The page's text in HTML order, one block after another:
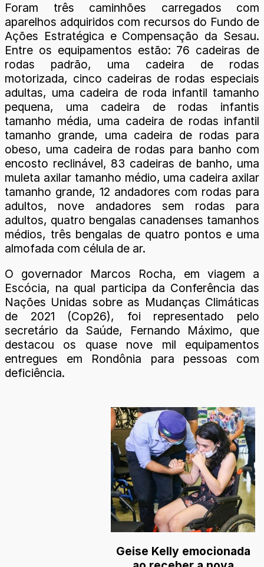
Foram três caminhões carregados com
aparelhos adquiridos com recursos do Fundo de
Ações Estratégica e Compensação da Sesau.
Entre os equipamentos estão: 76 cadeiras de
rodas padrão, uma cadeira de rodas
motorizada, cinco cadeiras de rodas especiais
adultas, uma cadeira de roda infantil tamanho
pequena, uma cadeira de rodas infantis
tamanho média, uma cadeira de rodas infantil
tamanho grande, uma cadeira de rodas para
obeso, uma cadeira de rodas para banho com
encosto reclinável, 83 cadeiras de banho, uma
muleta axilar tamanho médio, uma cadeira axilar
tamanho grande, 12 andadores com rodas para
adultos, nove andadores sem rodas para
adultos, quatro bengalas canadenses tamanhos
médios, três bengalas de quatro pontos e uma
almofada com célula de ar.
O governador Marcos Rocha, em viagem a
Escócia, na qual participa da Conferência das
Nações Unidas sobre as Mudanças Climáticas
de 2021 (Cop26), foi representado pelo
secretário da Saúde, Fernando Máximo, que
destacou os quase nove mil equipamentos
entregues em Rondônia para pessoas com
deficiência.
Geise Kelly emocionada